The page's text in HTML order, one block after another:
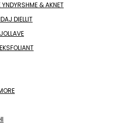
YNDYRSHME & AKNET
DIELLIT